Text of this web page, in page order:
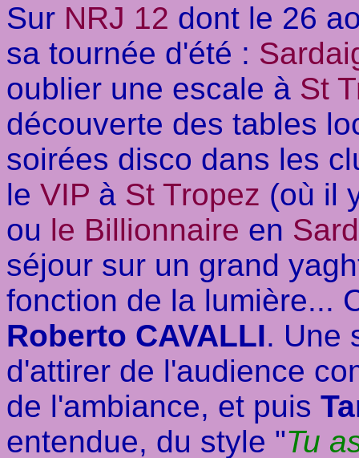
Sur NRJ 12 dont le 26
sa tournée d'été :
oublier une escale à St
découverte des tables
soirées disco dans les
le VIP à St Tropez (où il
ou le Billionnaire en
séjour sur un grand
fonction de la lumière...
Roberto CAVALLI. Une
d'attirer de l'audience
de l'ambiance, et puis
entendue, du style "Tu